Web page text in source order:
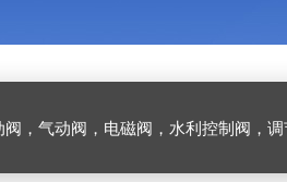
，气动阀，电磁阀，水利控制阀，调节